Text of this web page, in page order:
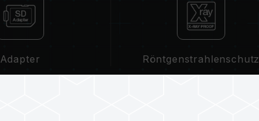
Adapter Röntgenstrahlenschutz